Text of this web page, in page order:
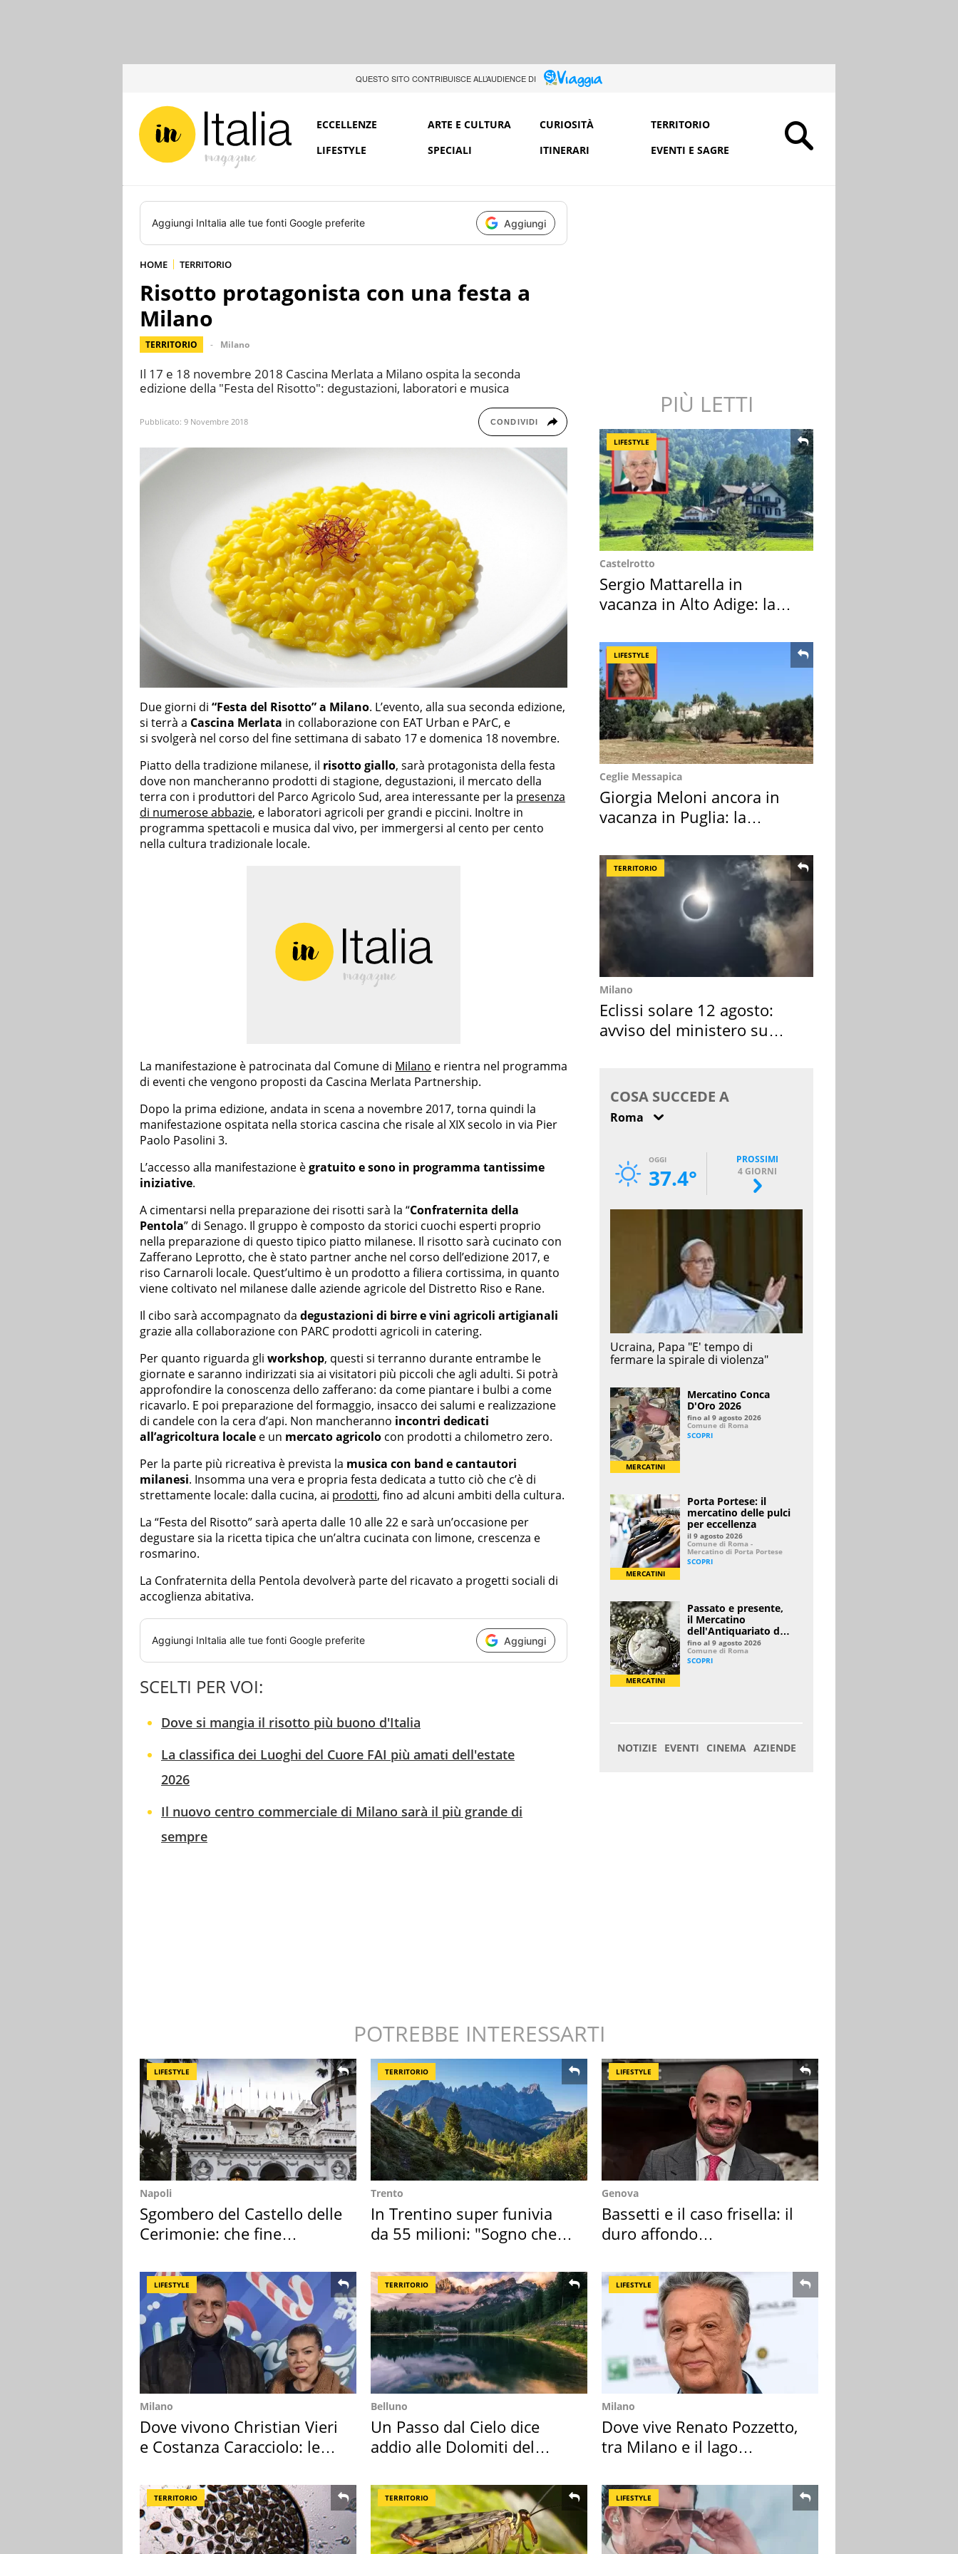
QUESTO SITO CONTRIBUISCE ALL’AUDIENCE DI
ECCELLENZE ARTE E CULTURA CURIOSITÀ
TERRITORIO
LIFESTYLE
SPECIALI ITINERARI EVENTI E SAGRE
Aggiungi InItalia alle tue fonti Google preferite Aggiungi
HOME TERRITORIO
Risotto protagonista con una festa a
Milano
TERRITORIO Milano
Il 17 e 18 novembre 2018 Cascina Merlata a Milano ospita la seconda
edizione della "Festa del Risotto": degustazioni, laboratori e musica
Pubblicato: 9 Novembre 2018 CONDIVIDI
Due giorni di “Festa del Risotto” a Milano. L’evento, alla sua seconda edizione,
si terrà a Cascina Merlata in collaborazione con EAT Urban e PArC, e
si svolgerà nel corso del fine settimana di sabato 17 e domenica 18 novembre.
Piatto della tradizione milanese, il risotto giallo, sarà protagonista della festa
dove non mancheranno prodotti di stagione, degustazioni, il mercato della
terra con i produttori del Parco Agricolo Sud, area interessante per la presenza
di numerose abbazie, e laboratori agricoli per grandi e piccini. Inoltre in
programma spettacoli e musica dal vivo, per immergersi al cento per cento
nella cultura tradizionale locale.
La manifestazione è patrocinata dal Comune di Milano e rientra nel programma
di eventi che vengono proposti da Cascina Merlata Partnership.
Dopo la prima edizione, andata in scena a novembre 2017, torna quindi la
manifestazione ospitata nella storica cascina che risale al XIX secolo in via Pier
Paolo Pasolini 3.
L’accesso alla manifestazione ègratuito e sono in programma tantissime
iniziative.
A cimentarsi nella preparazione dei risotti sarà la “Confraternita della
Pentola” di Senago. Il gruppo è composto da storici cuochi esperti proprio
nella preparazione di questo tipico piatto milanese. Il risotto sarà cucinato con
Zafferano Leprotto, che è stato partner anche nel corso dell’edizione 2017, e
riso Carnaroli locale. Quest’ultimo è un prodotto a filiera cortissima, in quanto
viene coltivato nel milanese dalle aziende agricole del Distretto Riso e Rane.
Il cibo sarà accompagnato da degustazioni di birre e vini agricoli artigianali
grazie alla collaborazione con PARC prodotti agricoli in catering.
Per quanto riguarda gli workshop, questi si terranno durante entrambe le
giornate e saranno indirizzati sia ai visitatori più piccoli che agli adulti. Si potrà
approfondire la conoscenza dello zafferano: da come piantare i bulbi a come
ricavarlo. E poi preparazione del formaggio, insacco dei salumi e realizzazione
di candele con la cera d’api. Non mancheranno incontri dedicati
all’agricoltura locale e un mercato agricolo con prodotti a chilometro zero.
Per la parte più ricreativa è prevista la musica con band e cantautori
milanesi. Insomma una vera e propria festa dedicata a tutto ciò che c’è di
strettamente locale: dalla cucina, ai prodotti, fino ad alcuni ambiti della cultura.
La “Festa del Risotto” sarà aperta dalle 10 alle 22 e sarà un’occasione per
degustare sia la ricetta tipica che un’altra cucinata con limone, crescenza e
rosmarino.
La Confraternita della Pentola devolverà parte del ricavato a progetti sociali di
accoglienza abitativa.
Aggiungi InItalia alle tue fonti Google preferite Aggiungi
SCELTI PER VOI:
Dove si mangia il risotto più buono d'Italia
La classifica dei Luoghi del Cuore FAI più amati dell'estate
2026
Il nuovo centro commerciale di Milano sarà il più grande di
sempre
PIÙ LETTI
LIFESTYLE
Castelrotto
Sergio Mattarella in
vacanza in Alto Adige: la
LIFESTYLE
Ceglie Messapica
Giorgia Meloni ancora in
vacanza in Puglia: la
TERRITORIO
Milano
Eclissi solare 12 agosto:
avviso del ministero su
POTREBBE INTERESSARTI
LIFESTYLE
Napoli
Sgombero del Castello delle
Cerimonie: che fine
TERRITORIO
Trento
In Trentino super funivia
da 55 milioni: "Sogno che si
LIFESTYLE
Genova
Bassetti e il caso frisella: il
duro affondo
LIFESTYLE
Milano
Dove vivono Christian Vieri
e Costanza Caracciolo: le
TERRITORIO
Belluno
Un Passo dal Cielo dice
addio alle Dolomiti del
LIFESTYLE
Milano
Dove vive Renato Pozzetto,
tra Milano e il lago
TERRITORIO TERRITORIO LIFESTYLE